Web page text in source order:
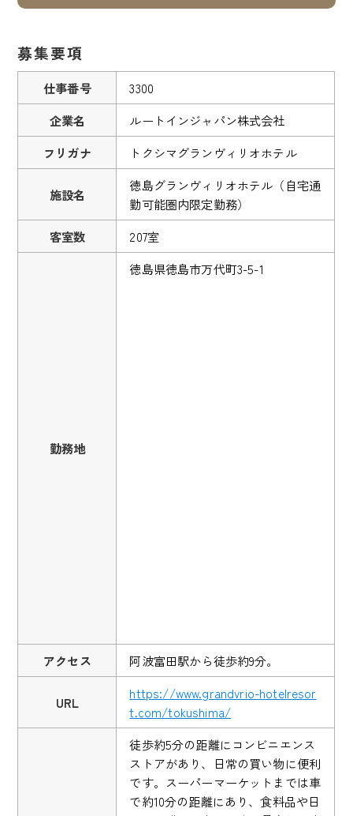
募集要項
仕事番号
3300
企業名
ルートインジャパン株式会社
フリガナ
トクシマグランヴィリオホテル
施設名
徳島グランヴィリオホテル（自宅通
勤可能圏内限定勤務）
客室数
207室
勤務地
徳島県徳島市万代町3-5-1
アクセス 阿波富田駅から徒歩約9分。
URL
https://www.grandvrio-hotelresor
t.com/tokushima/
徒歩約5分の距離にコンビニエンス
ストアがあり、日常の買い物に便利
です。スーパーマーケットまでは車
で約10分の距離にあり、食料品や日